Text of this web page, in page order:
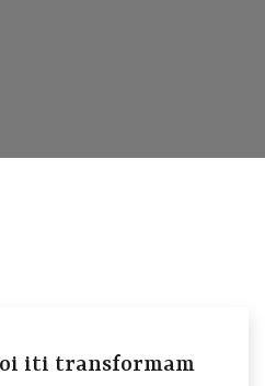
iti transformam